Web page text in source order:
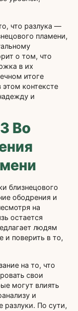
что разлука —
пламени,
о том, что
в их
итоге
этом контексте
и
Во
близнецового
ободрения и
на
остается
людям
и поверить в то,
на то, что
свои
могут влиять
и
разлуки. По сути,